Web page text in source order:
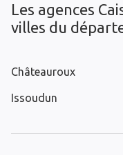
Les agences
villes du
Châteauroux
Issoudun